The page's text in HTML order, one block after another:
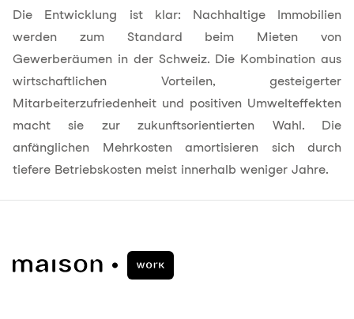
Die Entwicklung ist klar: Nachhaltige Immobilien
werden zum Standard beim Mieten von
Gewerberäumen in der Schweiz. Die Kombination aus
wirtschaftlichen Vorteilen, gesteigerter
Mitarbeiterzufriedenheit und positiven Umwelteffekten
macht sie zur zukunftsorientierten Wahl. Die
anfänglichen Mehrkosten amortisieren sich durch
tiefere Betriebskosten meist innerhalb weniger Jahre.